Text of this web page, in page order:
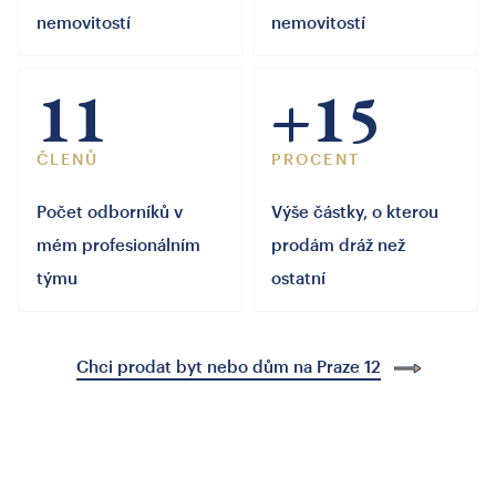
nemovitostí
nemovitostí
11
ČLENŮ
Počet odborníků v
mém profesionálním
týmu
+15
PROCENT
Výše částky, o kterou
prodám dráž než
ostatní
Chci prodat byt nebo dům na Praze 12